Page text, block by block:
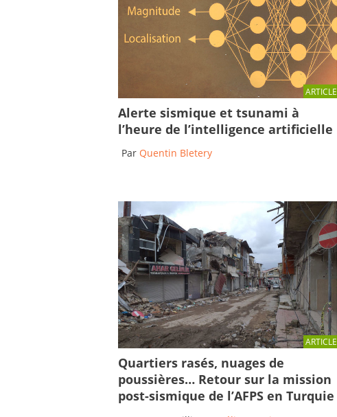
ARTICLE
Alerte sismique et tsunami à
l’heure de l’intelligence artificielle
Par Quentin Bletery
ARTICLE
Quartiers rasés, nuages de
poussières… Retour sur la mission
post-sismique de l’AFPS en Turquie